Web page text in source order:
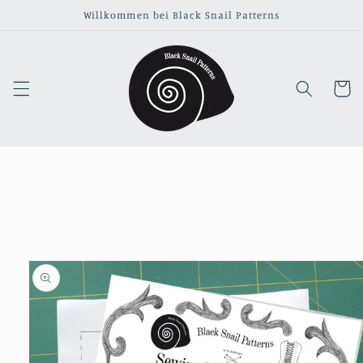
Willkommen bei Black Snail Patterns